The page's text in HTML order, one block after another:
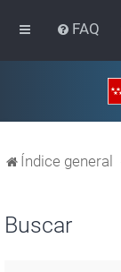
FAQ
Índice general
Buscar